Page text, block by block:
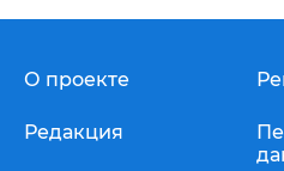
О проекте
Редакция